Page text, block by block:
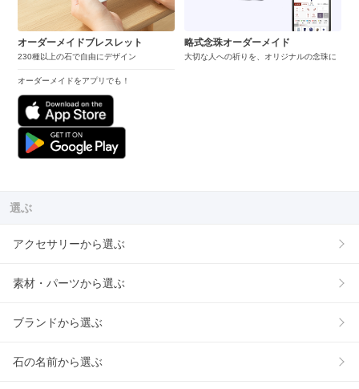
オーダーメイドブレスレット
230種以上の石で自由にデザイン
オーダーメイドをアプリでも！
略式念珠オーダーメイド
大切な人への祈りを、オリジナルの念珠に
選ぶ
アクセサリーから選ぶ
素材・パーツから選ぶ
ブランドから選ぶ
石の名前から選ぶ